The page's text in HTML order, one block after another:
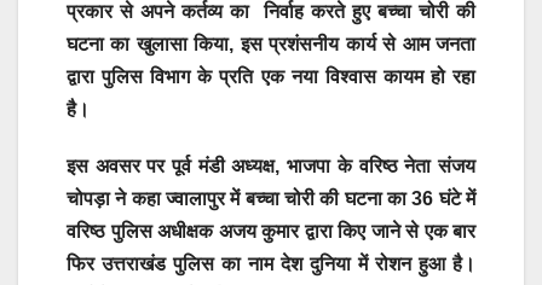
प्रकार से अपने कर्तव्य का निर्वाह करते हुए बच्चा चोरी की
घटना का खुलासा किया, इस प्रशंसनीय कार्य से आम जनता
द्वारा पुलिस विभाग के प्रति एक नया विश्वास कायम हो रहा
है।
इस अवसर पर पूर्व मंडी अध्यक्ष, भाजपा के वरिष्ठ नेता संजय
चोपड़ा ने कहा ज्वालापुर में बच्चा चोरी की घटना का 36 घंटे में
वरिष्ठ पुलिस अधीक्षक अजय कुमार द्वारा किए जाने से एक बार
फिर उत्तराखंड पुलिस का नाम देश दुनिया में रोशन हुआ है।